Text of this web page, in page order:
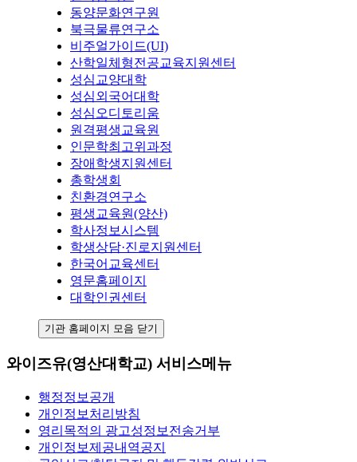
동양문화연구원
북극물류연구소
비주얼가이드(UI)
산학일체형전공교육지원센터
성심교양대학
성심외국어대학
성심오디토리움
원격평생교육원
인문학최고위과정
장애학생지원센터
총학생회
친환경연구소
평생교육원(양산)
학사정보시스템
학생상담·진로지원센터
한국어교육센터
영문홈페이지
대학인권센터
기관 홈페이지 모음 닫기
와이즈유(영산대학교) 서비스메뉴
행정정보공개
개인정보처리방침
영리목적의 광고성정보전송거부
개인정보제공내역공지